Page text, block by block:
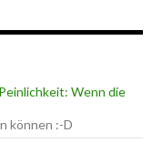
Wenn die
können :-D